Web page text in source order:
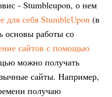
- Stumbleupon, о нем
для себя StumbleUpon (в
основы работы со
сайтов с помощью
можно получать
сайты. Например,
получаю